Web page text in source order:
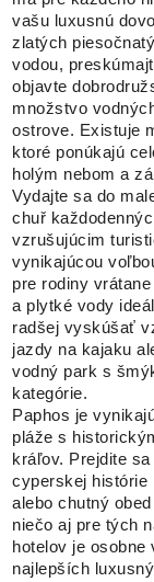
vašu luxusnú
zlatých
vodou,
objavte
množstvo
ostrove. Existuje
ktoré ponúkajú
holým nebom a
Vydajte sa do
chuř
vzrušujúcim
vynikajúcou
pre rodiny
a plytké vody
radšej vyskúšať
jazdy na kajaku
vodný park s
kategórie.
Paphos je
pláže s
kráľov. Prejdite
cyperskej histórie
alebo chutný
niečo aj pre tých
hotelov je
najlepších